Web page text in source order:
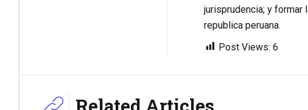
jurisprudencia; y formar
republica peruana.
Post Views: 6